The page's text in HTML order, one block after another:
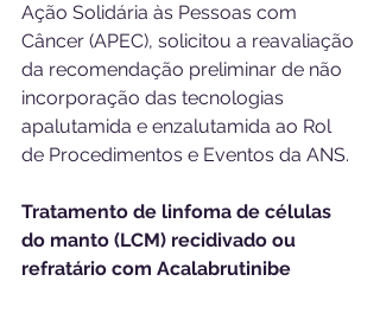
Ação Solidária às Pessoas com
Câncer (APEC), solicitou a reavaliação
da recomendação preliminar de não
incorporação das tecnologias
apalutamida e enzalutamida ao Rol
de Procedimentos e Eventos da ANS.
Tratamento de linfoma de células
do manto (LCM) recidivado ou
refratário com Acalabrutinibe